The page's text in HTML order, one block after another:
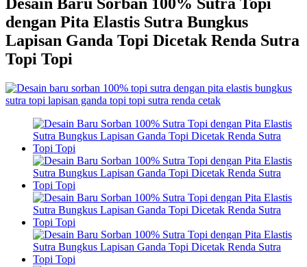
Desain Baru Sorban 100% Sutra Topi
dengan Pita Elastis Sutra Bungkus
Lapisan Ganda Topi Dicetak Renda Sutra
Topi Topi